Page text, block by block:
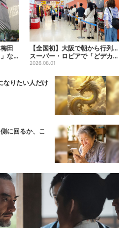
田
な
ン...
【全国初】大阪で朝から行列…
スーパー・ロピアで「どデカ
抽選会」、開始30分で“1...
2026.08.01
なりたい人だけ
に回るか、こ